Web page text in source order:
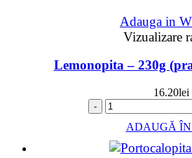
Adauga in
Vizualizare
Lemonopita – 230g
16.20lei
-
ADAUGĂ ÎN